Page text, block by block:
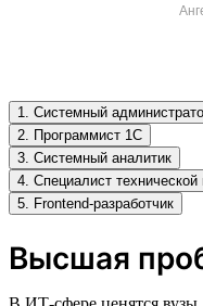
1. Системный
2. Программист 1С
3. Системный аналитик
4. Специалист
5. Frontend-разработчик
Высшая